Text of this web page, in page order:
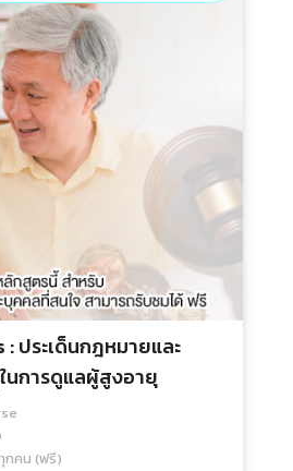
ประเด็นกฎหมายและ
นการดูแลผู้สูงอายุ
กคน (ฟรี)